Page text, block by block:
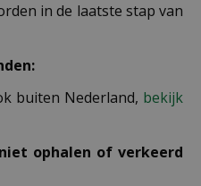
in de laatste stap van
buiten Nederland, bekijk
ophalen of verkeerd